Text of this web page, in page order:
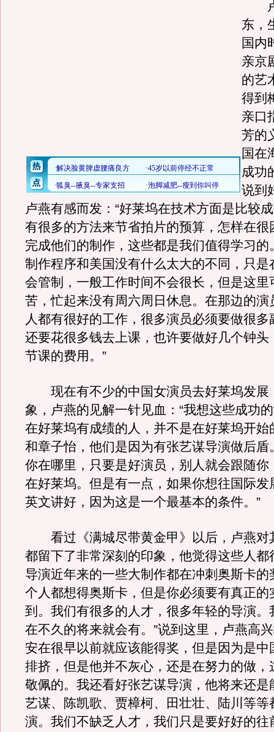
卢
东，
国内
亲京
的艺
得到
亲口
芳的
国在
成功
说到
卢燕有感而发：“好莱坞在技术方面是比较
有很多的方法来节省拍片的预算，怎样在很
完成他们的制作，这些都是我们值得学习的
制作程序和美国没有什么太大的不同，只是
会管制，一般工作时间不会很长，但是这里
苦，忙起来没有周六周日休息。在那边的演
人都有很好的工作，很多演员必须要做很多
还要花很多钱去上课，也许要做好几个钟头
节课的费用。”
现在有不少的中国女演员去好莱坞发展
象，卢燕的见解一针见血：“我想这些成功
在好莱坞有成绩的人，并不是在好莱坞开始
和章子怡，他们是因为有张艺谋导演做后盾
你在哪里，只要是好演员，别人就会跟随你
在好莱坞。但是有一点，如果你想往国际发
英文讲好，因为这是一个最基本的条件。”
看过《满城尽带黄金甲》以后，卢燕对
都留下了非常深刻的印象，他觉得这些人都
导演近年来的一些大制作都在冲刺奥斯卡的
个人都想得奥斯卡，但是你必须要有真正的
到。我们有很多的人才，很多年轻的导演。
在不久的将来就会有。”说到这里，卢燕高
安在很早以前就应该能得奖，但是因为是中
排挤，但是他并不灰心，还是在努力的做，
敬佩的。我还看好张艺谋导演，他将来还是
艺谋、陈凯歌、贾樟柯、田壮壮、陆川等等
演。我们不缺乏人才，我们只是要好好的往